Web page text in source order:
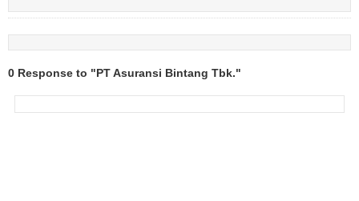
0 Response to "PT Asuransi Bintang Tbk."